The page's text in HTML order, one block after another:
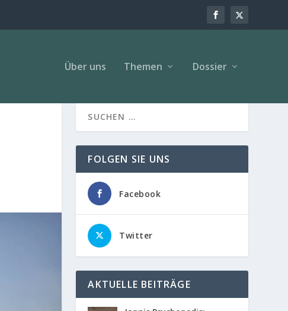
Über uns Themen Dossier
FOLGEN SIE UNS
Facebook
Twitter
AKTUELLE BEITRÄGE